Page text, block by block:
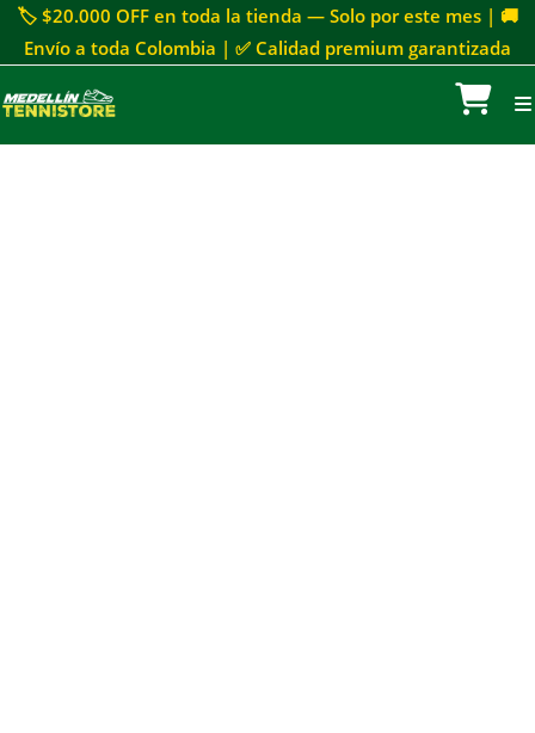
🏷 $20.000 OFF en toda la tienda — Solo por este mes | 🚚
Envío a toda Colombia | ✅ Calidad premium garantizada